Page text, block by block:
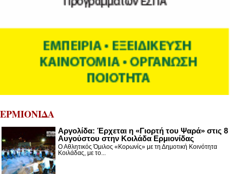
ΕΡΜΙΟΝΙΔΑ
Αργολίδα: Έρχεται η «Γιορτή του Ψαρά» στις 8
Αυγούστου στην Κοιλάδα Ερμιονίδας
Ο Αθλητικός Όμιλος «Κορωνίς» με τη Δημοτική Κοινότητα
Κοιλάδας, με το...